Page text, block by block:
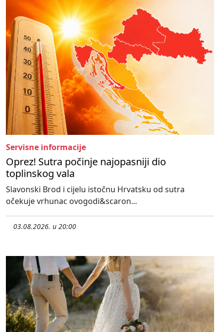
Servisne informacije
Oprez! Sutra počinje najopasniji dio
toplinskog vala
Slavonski Brod i cijelu istočnu Hrvatsku od sutra
očekuje vrhunac ovogodi&scaron...
03.08.2026. u 20:00